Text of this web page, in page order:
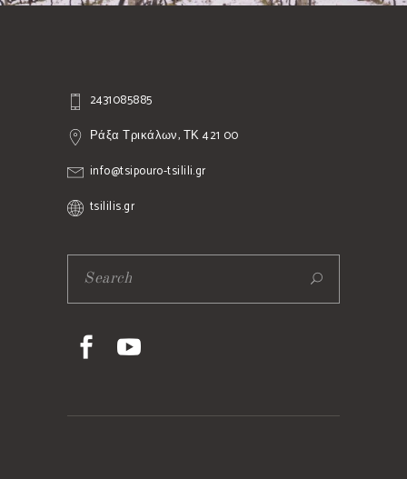
2431085885
Ράξα Τρικάλων, ΤΚ 421 00
info@tsipouro-tsilili.gr
tsililis.gr